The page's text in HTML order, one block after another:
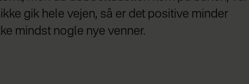
gik hele vejen, så er det positive minder
mindst nogle nye venner.